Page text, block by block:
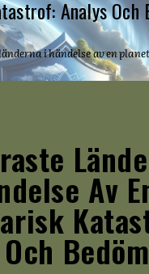
Analys Och
i händelse av en
Av